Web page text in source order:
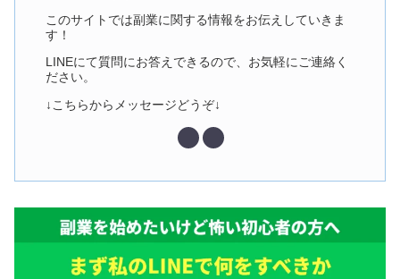
このサイトでは副業に関する情報をお伝えしていきま
す！
LINEにて質問にお答えできるので、お気軽にご連絡く
ださい。
↓こちらからメッセージどうぞ↓